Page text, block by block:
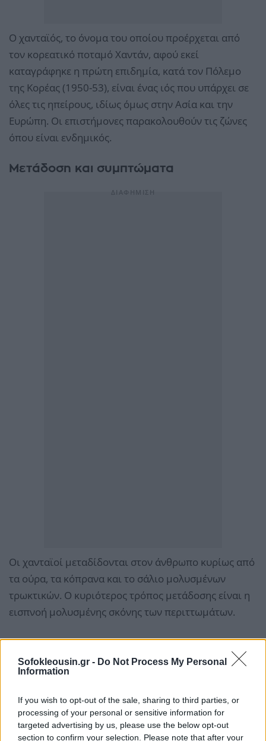
Sofokleousin.gr - Do Not Process My Personal
Information
If you wish to opt-out of the sale, sharing to third parties, or
processing of your personal or sensitive information for
targeted advertising by us, please use the below opt-out
section to confirm your selection. Please note that after your
Ο χανταϊός, το όνομα του οποίου προέρχεται από
τον κορεατικό ποταμό Χαντάν, αφού εκεί
καταγράφηκε η πρώτη επιδημία, κατά τον Πόλεμο
της Κορέας (1950-53), είναι ένας ιός που υπάρχει σε
όλες τις ηπείρους, ιδίως όμως στην Ασία και την
Ευρώπη. Οι επιστήμονες παρακολουθούν τις ζώνες
όπου είναι ενδημικός.
Μετάδοση και συμπτώματα
Οι χανταϊοί μεταδίδονται στον άνθρωπο κυρίως από
τα ούρα, τα κόπρανα και το σάλιο μολυσμένων
τρωκτικών. Ο κυριότερος τρόπος μετάδοσης είναι η
εισπνοή μολυσμένης σκόνης των περιττωμάτων.
Το μοναδικό από τα 30 στελέχη του χανταϊού που
είναι γνωστό ότι μεταδίδεται από άνθρωπο σε
άνθρωπο είναι αυτό των Άνδεων, το οποίο
κρουαζιερόπλοιου. Η περίοδος επώασης κυμαίνεται
από μία μέχρι και έξι εβδομάδες. Αντιθέτως, στην